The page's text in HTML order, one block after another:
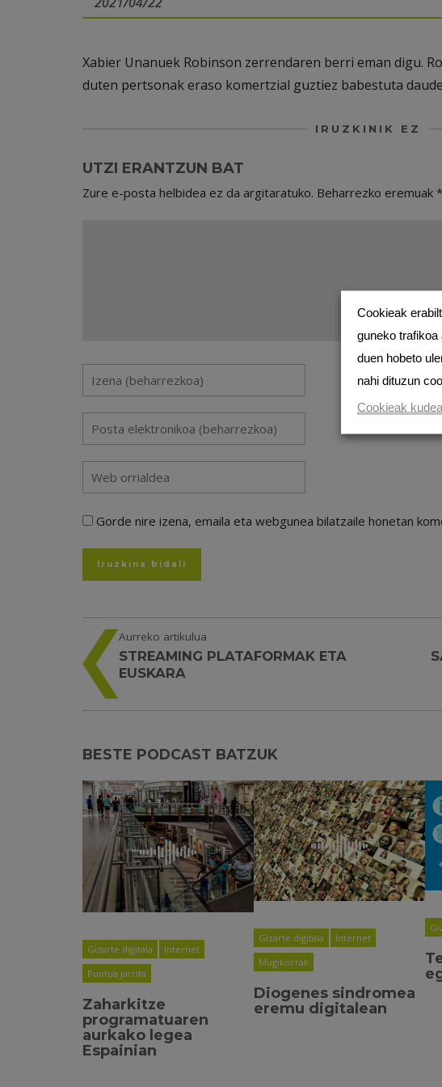
Xabier Unanuek Robinson zerrendaren berri eman digu.
duten pertsonak eraso komertzial guztiez babestuta
IRUZKINIK EZ
UTZI ERANTZUN BAT
Zure e-posta helbidea ez da argitaratuko. Beharrezko eremuak *
Gorde nire izena, emaila eta webgunea bilatzaile honetan
Aurreko artikulua
STREAMING PLATAFORMAK ETA
EUSKARA
BESTE PODCAST BATZUK
Gizarte digitala
Internet
Puntua Jarrita
Zaharkitze
programatuaren
aurkako legea
Espainian
Gizarte digitala
Internet
Mugikorrak
Diogenes sindromea
eremu digitalean
Cookieak
guneko trafikoa
duen hobeto
nahi dituzun
Cookieak